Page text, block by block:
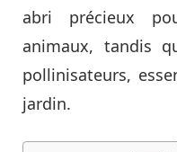
abri précieux
animaux, tandis
pollinisateurs,
jardin.